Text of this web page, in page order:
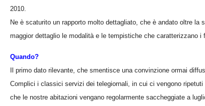
2010.
Ne è scaturito un rapporto molto dettagliato, che è andato oltre
maggior dettaglio le modalità e le tempistiche che caratterizzano i
Quando?
Il primo dato rilevante, che smentisce una convinzione ormai
Complici i classici servizi dei telegiornali, in cui ci vengono
che le nostre abitazioni vengano regolarmente saccheggiate a